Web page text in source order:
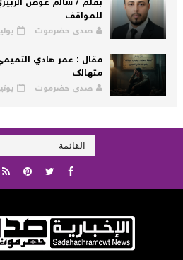
بقلم / سالم عوض الربيزي
للمواقف
صدى حضرموت يوليو 03, 2026
مقال : عمر هادي التميمي
متهالك
صدى حضرموت يونيو 22, 2026